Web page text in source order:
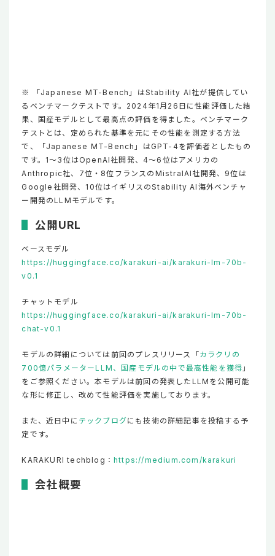
※ 「Japanese MT-Bench」はStability AI社が提供してい
るベンチマークテストです。2024年1月26日に性能評価した結
果、国産モデルとして最高点の評価を得ました。ベンチマーク
テストとは、定められた基準を元にその性能を測定する方法
で、「Japanese MT-Bench」はGPT-4を評価者としたもの
です。1～3位はOpenAI社開発、4～6位はアメリカの
Anthropic社、7位・8位フランスのMistralAI社開発、9位は
Google社開発、10位はイギリスのStability AI海外ベンチャ
ー開発のLLMモデルです。
公開URL
ベースモデル
https://huggingface.co/karakuri-ai/karakuri-lm-70b-
v0.1
チャットモデル
https://huggingface.co/karakuri-ai/karakuri-lm-70b-
chat-v0.1
モデルの詳細については前回のプレスリリース「カラクリの
700億パラメーターLLM、国産モデルの中で最高性能を獲得 」
をご参照ください。本モデルは前回の発表したLLMを公開可能
な形に修正し、改めて性能評価を実施しております。
また、近日中に テックブログにも技術の詳細記事を投稿する予
定です。
KARAKURI techblog：https://medium.com/karakuri
会社概要